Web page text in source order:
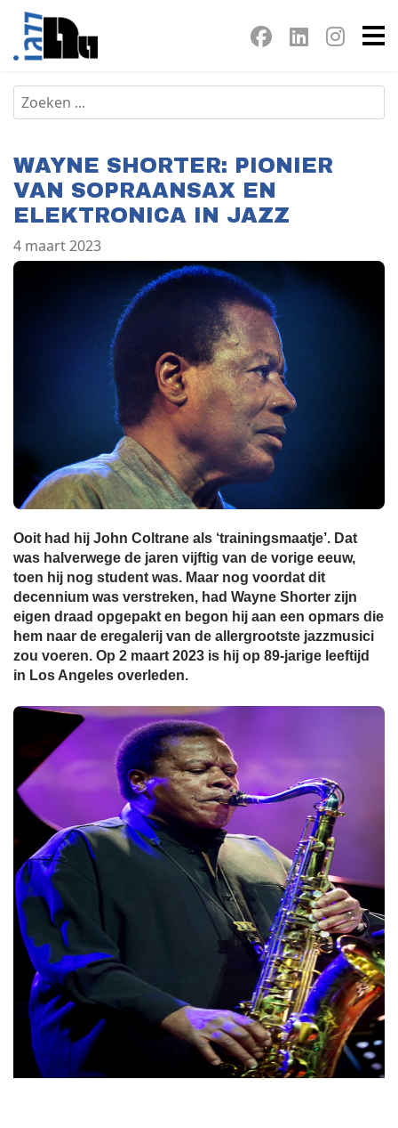
WAYNE SHORTER: PIONIER
VAN SOPRAANSAX EN
ELEKTRONICA IN JAZZ
4 maart 2023
Ooit had hij John Coltrane als ‘trainingsmaatje’. Dat
was halverwege de jaren vijftig van de vorige eeuw,
toen hij nog student was. Maar nog voordat dit
decennium was verstreken, had Wayne Shorter zijn
eigen draad opgepakt en begon hij aan een opmars die
hem naar de eregalerij van de allergrootste jazzmusici
zou voeren. Op 2 maart 2023 is hij op 89-jarige leeftijd
in Los Angeles overleden.